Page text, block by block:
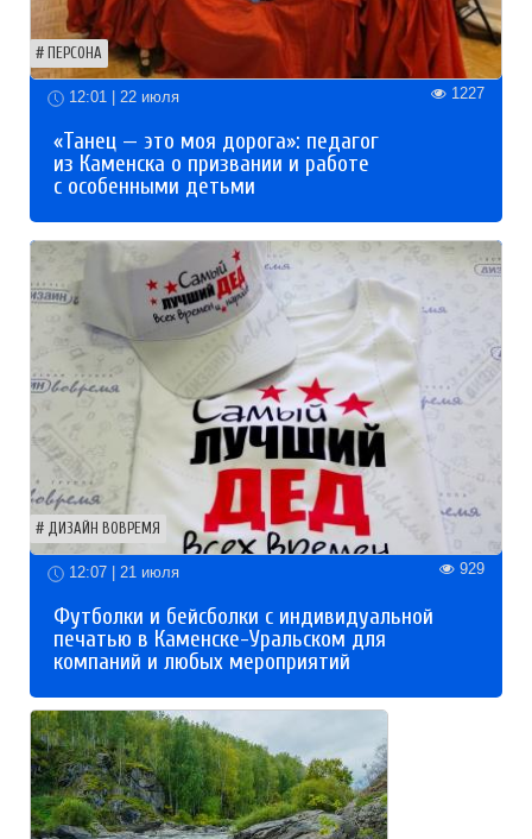
ПЕРСОНА
12:01 | 22 июля 1227
«Танец — это моя дорога»: педагог
из Каменска о призвании и работе
с особенными детьми
ДИЗАЙН ВОВРЕМЯ
12:07 | 21 июля 929
Футболки и бейсболки с индивидуальной
печатью в Каменске-Уральском для
компаний и любых мероприятий